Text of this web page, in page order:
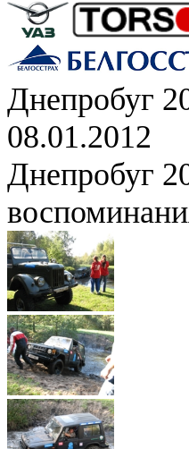
Днепробуг
08.01.2012
Днепробуг